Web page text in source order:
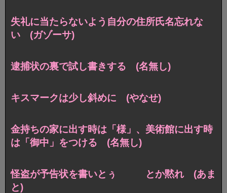
失礼に当たらないよう自分の住所氏名忘れな
い (ガゾーサ)
逮捕状の裏で試し書きする (名無し)
キスマークは少し斜めに (やなせ)
金持ちの家に出す時は「様」、美術館に出す時
は「御中」をつける (名無し)
怪盗が予告状を書いとぅ とか黙れ (あま
と)